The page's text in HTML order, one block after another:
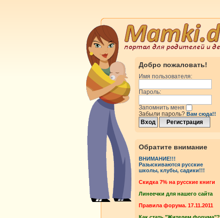
Добро пожаловать!
Имя пользователя:
Пароль:
Запомнить меня
Забыли пароль? Вам сюда!!
Обратите внимание
ВНИМАНИЕ!!!
Разыскиваются русские
школы, клубы, садики!!!
Cкидка 7% на русские книги
Линеечки для нашего сайта
Правила форума. 17.11.2011